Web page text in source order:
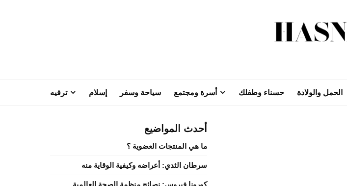
الحمل والولادة حسناء وطفلك أسرة ومجتمع سياحة وسفر إسلام ترفيه
أحدث المواضيع
ما هي المنتجات العضوية ؟
سرطان الثدي: أعراضه وكيفية الوقاية منه
كورونا فيروس: نصائح منظمة الصحة العالمية